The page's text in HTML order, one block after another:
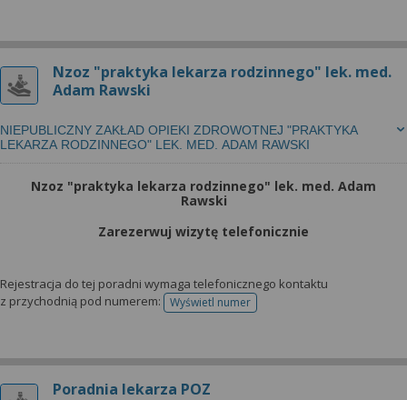
Nzoz "praktyka lekarza rodzinnego" lek. med.
Adam Rawski
NIEPUBLICZNY ZAKŁAD OPIEKI ZDROWOTNEJ "PRAKTYKA
LEKARZA RODZINNEGO" LEK. MED. ADAM RAWSKI
Nzoz "praktyka lekarza rodzinnego" lek. med. Adam
Rawski
Zarezerwuj wizytę telefonicznie
Rejestracja do tej poradni wymaga telefonicznego kontaktu
z przychodnią pod numerem:
Wyświetl numertelefonu do rejestracji
Poradnia lekarza POZ